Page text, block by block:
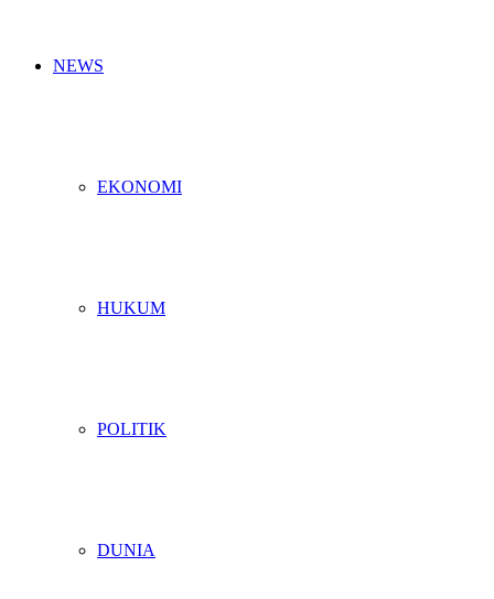
NEWS
EKONOMI
HUKUM
POLITIK
DUNIA